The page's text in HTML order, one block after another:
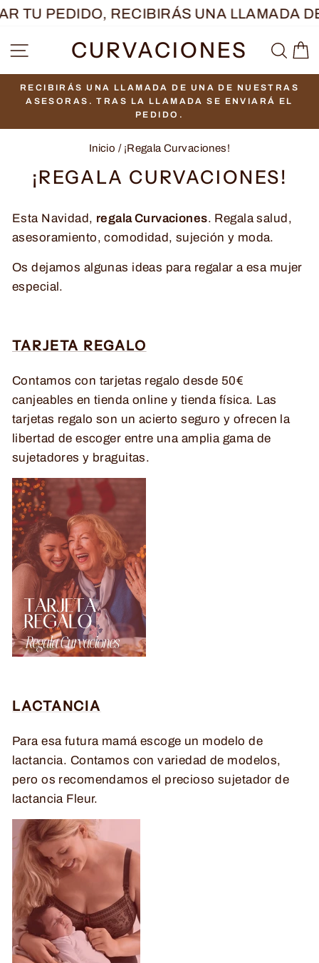
Ir
PEDIDO, RECIBIRÁS UNA LLAMADA DE
NAVEGACIÓN
CURVACIONES
diapositivas
pausa
RECIBIRÁS UNA LLAMADA DE UNA DE NUESTRAS
ASESORAS. TRAS LA LLAMADA SE ENVIARÁ EL
PEDIDO.
Inicio / ¡Regala Curvaciones!
¡REGALA CURVACIONES!
Esta Navidad, regala Curvaciones. Regala salud,
asesoramiento, comodidad, sujeción y moda.
Os dejamos algunas ideas para regalar a esa mujer
especial.
TARJETA REGALO
Contamos con tarjetas regalo desde 50€
canjeables en tienda online y tienda física. Las
tarjetas regalo son un acierto seguro y ofrecen la
libertad de escoger entre una amplia gama de
sujetadores y braguitas.
LACTANCIA
Para esa futura mamá escoge un modelo de
lactancia. Contamos con variedad de modelos,
pero os recomendamos el precioso sujetador de
lactancia Fleur.